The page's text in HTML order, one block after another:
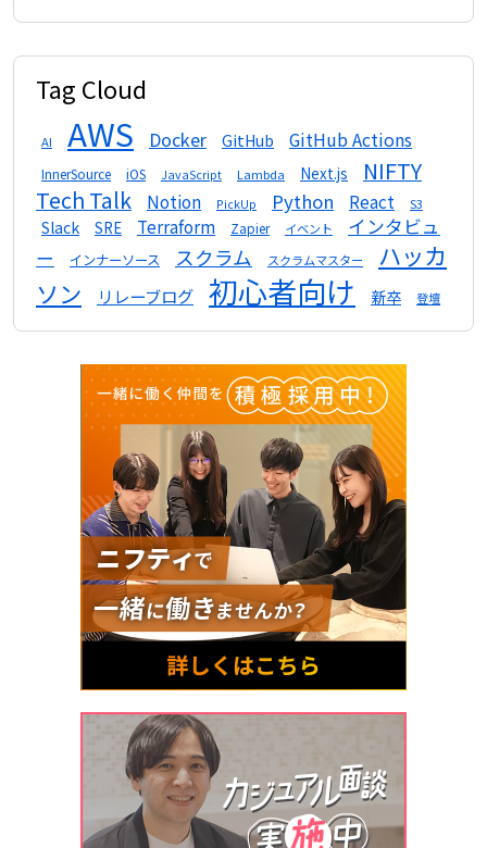
Tag Cloud
AI AWS Docker GitHub GitHub Actions
InnerSource iOS JavaScript Lambda Next.js
NIFTY
Tech Talk
Notion PickUp Python React S3
Slack SRE Terraform Zapier イベント
インタビュ
ー
インナーソース スクラム スクラムマスター
ハッカ
ソン
リレーブログ 初心者向け 新卒 登壇